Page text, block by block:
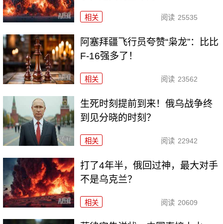
相关 阅读 25535
阿塞拜疆飞行员夸赞“枭龙”：比比
F-16强多了！
相关 阅读 23562
生死时刻提前到来！俄乌战争终
到见分晓的时刻？
相关 阅读 22942
打了4年半，俄回过神，最大对手
不是乌克兰？
相关 阅读 20609